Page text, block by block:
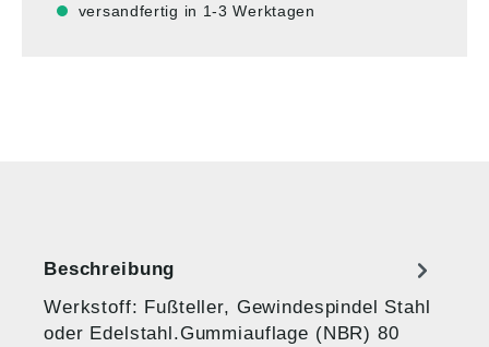
versandfertig in 1-3 Werktagen
Beschreibung
Werkstoff: Fußteller, Gewindespindel Stahl
oder Edelstahl.Gummiauflage (NBR) 80